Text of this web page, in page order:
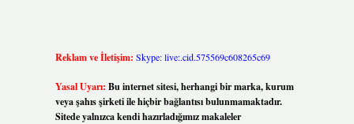
Reklam ve İletişim: Skype: live:.cid.575569c608265c69
Yasal Uyarı: Bu internet sitesi, herhangi bir marka, kurum
veya şahıs şirketi ile hiçbir bağlantısı bulunmamaktadır.
Sitede yalnızca kendi hazırladığımız makaleler